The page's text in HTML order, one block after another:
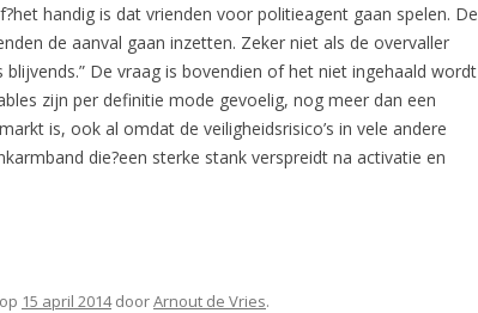
handig is dat vrienden voor politieagent gaan spelen. De
de aanval gaan inzetten. Zeker niet als de overvaller
De vraag is bovendien of het niet ingehaald wordt
zijn per definitie mode gevoelig, nog meer dan een
is, ook al omdat de veiligheidsrisico’s in vele andere
die?een sterke stank verspreidt na activatie en
op 15 april 2014doorArnout de Vries.